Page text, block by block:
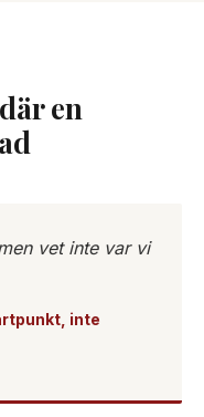
en
vet inte var vi
inte